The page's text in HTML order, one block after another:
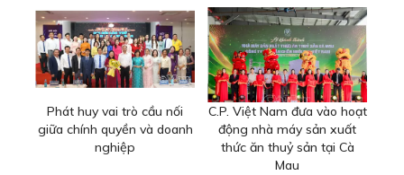
Phát huy vai trò cầu nối
giữa chính quyền và doanh
nghiệp
C.P. Việt Nam đưa vào hoạt
động nhà máy sản xuất
thức ăn thuỷ sản tại Cà
Mau